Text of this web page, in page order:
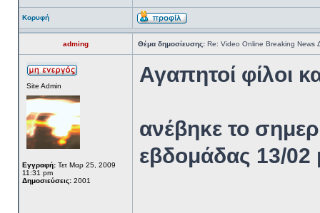
Κορυφή
adming Θέμα δημοσίευσης: Re: Video Online Breaking News
Site Admin
Εγγραφή: Τετ Μαρ 25, 2009
11:31 pm
Δημοσιεύσεις: 2001
Αγαπητοί φίλοι
ανέβηκε το
εβδομάδας 13/02